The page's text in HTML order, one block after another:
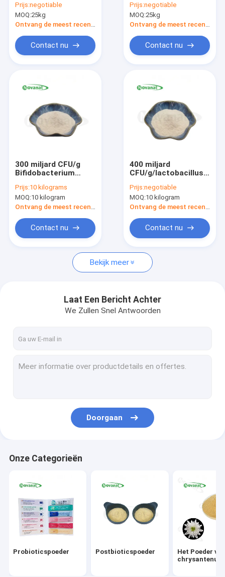
Producten
Videos
Ongeveer ons
Contacteer ons
Verzoek om een Citaat
Probioticspoeder
Het Poeder van het chrysantenuittreksel
Groene Thee l-Theanine
Goji Berry Extract Powder
Het onmiddellijke Poeder van het Theeuittreksel
Het Poeder van de fruitgroente
Organische Droge Kruiden
Prijs:negotiable
MOQ:25kg
Ontvang de meest recente Prijs
Contact nu
Prijs:negotiable
MOQ:25kg
Ontvang de meest recente Prijs
Contact nu
300 miljard CFU/g
Bifidobacterium
Prijs:10 kilograms
MOQ:10 kilogram
Ontvang de meest recente Prijs
Contact nu
400 miljard
CFU/g/lactobacillus
Prijs:negotiable
MOQ:10 kilogram
Ontvang de meest recente Prijs
Contact nu
Bekijk meer
Laat Een Bericht Achter
We Zullen Snel Antwoorden
Doorgaan
Onze Categorieën
Probioticspoeder Postbioticspoeder
Het Poeder